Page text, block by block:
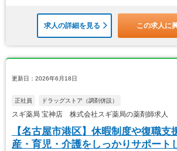
求人の詳細を見る この求人に
更新日：2026年6月18日
正社員 ドラッグストア（調剤併設）
スギ薬局 宝神店 株式会社スギ薬局の薬剤師求人
【名古屋市港区】休暇制度や復職支
産・育児・介護をしっかりサポート